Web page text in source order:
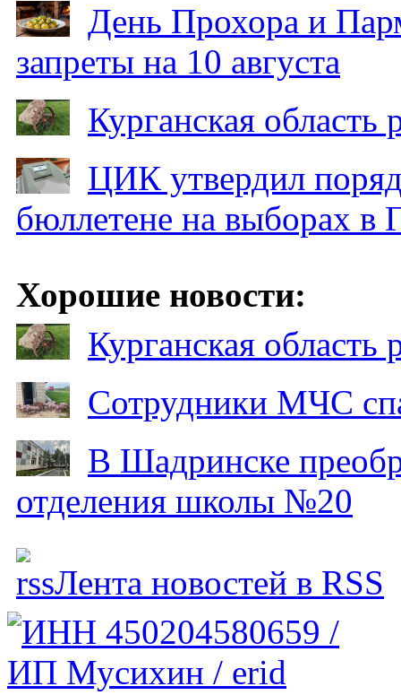
День Прохора и
запреты на 10 августа
Курганская
ЦИК утвердил
бюллетене на выборах в
Хорошие новости:
Курганская
Сотрудники МЧС
В Шадринске
отделения школы №20
Лента новостей в RSS